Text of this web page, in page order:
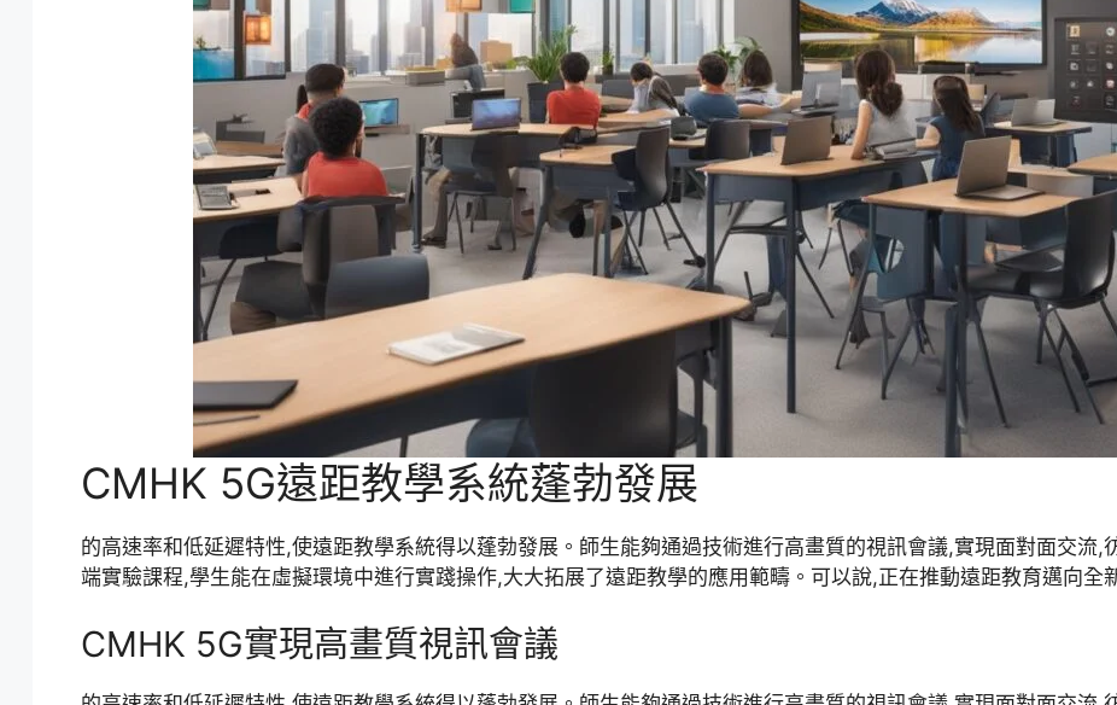
CMHK 5G遠距教學系統蓬勃發展
的高速率和低延遲特性,使遠距教學系統得以蓬勃發展。師生能夠通過技術進行高畫質的視訊會議,實現面對面交流
端實驗課程,學生能在虛擬環境中進行實踐操作,大大拓展了遠距教學的應用範疇。可以說,正在推動遠距教育邁向全
CMHK 5G實現高畫質視訊會議